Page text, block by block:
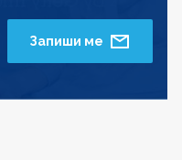
Запиши ме